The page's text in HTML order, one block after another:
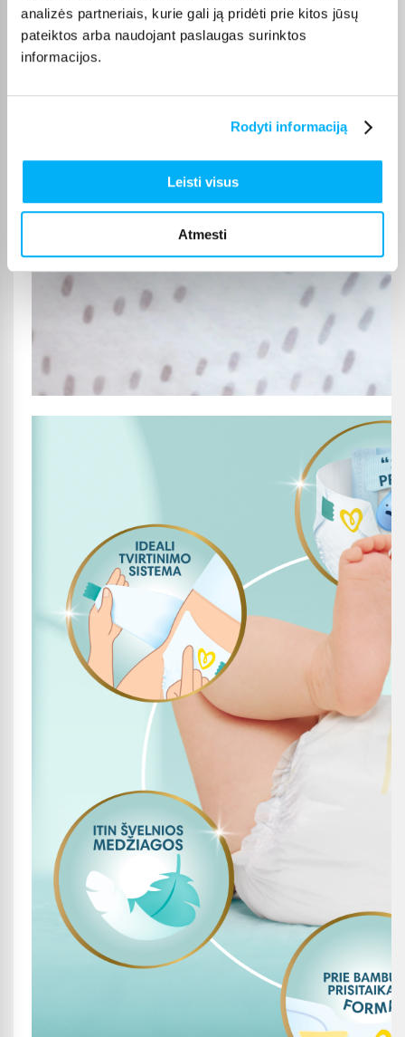
analizės partneriais, kurie gali ją pridėti prie kitos jūsų
pateiktos arba naudojant paslaugas surinktos
informacijos.
Rodyti informaciją
Leisti visus
Atmesti